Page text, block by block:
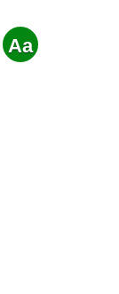
Aa